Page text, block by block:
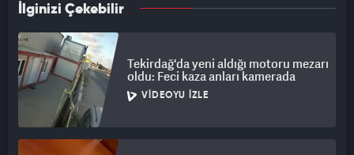
İlginizi Çekebilir
Tekirdağ'da yeni aldığı motoru mezarı
oldu: Feci kaza anları kamerada
VIDEOYU İZLE